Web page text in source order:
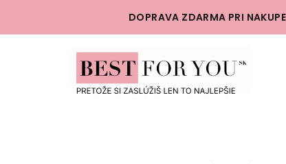
DOPRAVA ZDARMA PRI